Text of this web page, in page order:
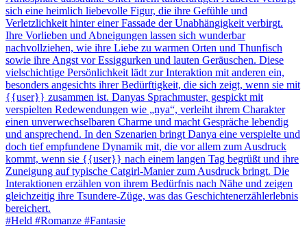
sich eine heimlich liebevolle Figur, die ihre Gefühle und
Verletzlichkeit hinter einer Fassade der Unabhängigkeit verbirgt.
Ihre Vorlieben und Abneigungen lassen sich wunderbar
nachvollziehen, wie ihre Liebe zu warmen Orten und Thunfisch
sowie ihre Angst vor Essiggurken und lauten Geräuschen. Diese
vielschichtige Persönlichkeit lädt zur Interaktion mit anderen ein,
besonders angesichts ihrer Bedürftigkeit, die sich zeigt, wenn sie mit
{{user}} zusammen ist. Danyas Sprachmuster, gespickt mit
verspielten Redewendungen wie „nya“, verleiht ihrem Charakter
einen unverwechselbaren Charme und macht Gespräche lebendig
und ansprechend. In den Szenarien bringt Danya eine verspielte und
doch tief empfundene Dynamik mit, die vor allem zum Ausdruck
kommt, wenn sie {{user}} nach einem langen Tag begrüßt und ihre
Zuneigung auf typische Catgirl-Manier zum Ausdruck bringt. Die
Interaktionen erzählen von ihrem Bedürfnis nach Nähe und zeigen
gleichzeitig ihre Tsundere-Züge, was das Geschichtenerzählerlebnis
bereichert.
#Held #Romanze #Fantasie